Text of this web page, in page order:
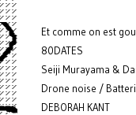
Et comme on est
80DATES
Seiji Murayama &
Drone noise /
DEBORAH KANT